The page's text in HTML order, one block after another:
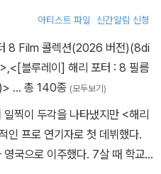
에는 자
너와 스티븐 스필버그 감독을 위
데 그 중엔 1984년의 코믹 스릴
니스> 등이 있다. 극작 분
. 존 휴즈 감독을 만나 <나 홀로
중 <나 홀로 집에>가 크게 성
.
상을 휩쓸고 2002년에 발표한
미니시리즈 <우
리즈 <스테이트 오브 플레이>,
시리즈를 감독하며 BAFTA TV
했다. 그는 <해리포터
워드 최우수감독상을 수상한데
폰을 잡게 되었다. 이어 <해리포
아티스트 파일 신간알림 신청
8 Film 콜렉션(2026 버전)(8di
,<[블루레이] 해리 포터 : 8 필름
… 총 140종 (모두보기)
찍이 두각을 나타냈지만 <해리
인 프로 연기자로 첫 데뷔했다.
국으로 이주했다. 7살 때 학교